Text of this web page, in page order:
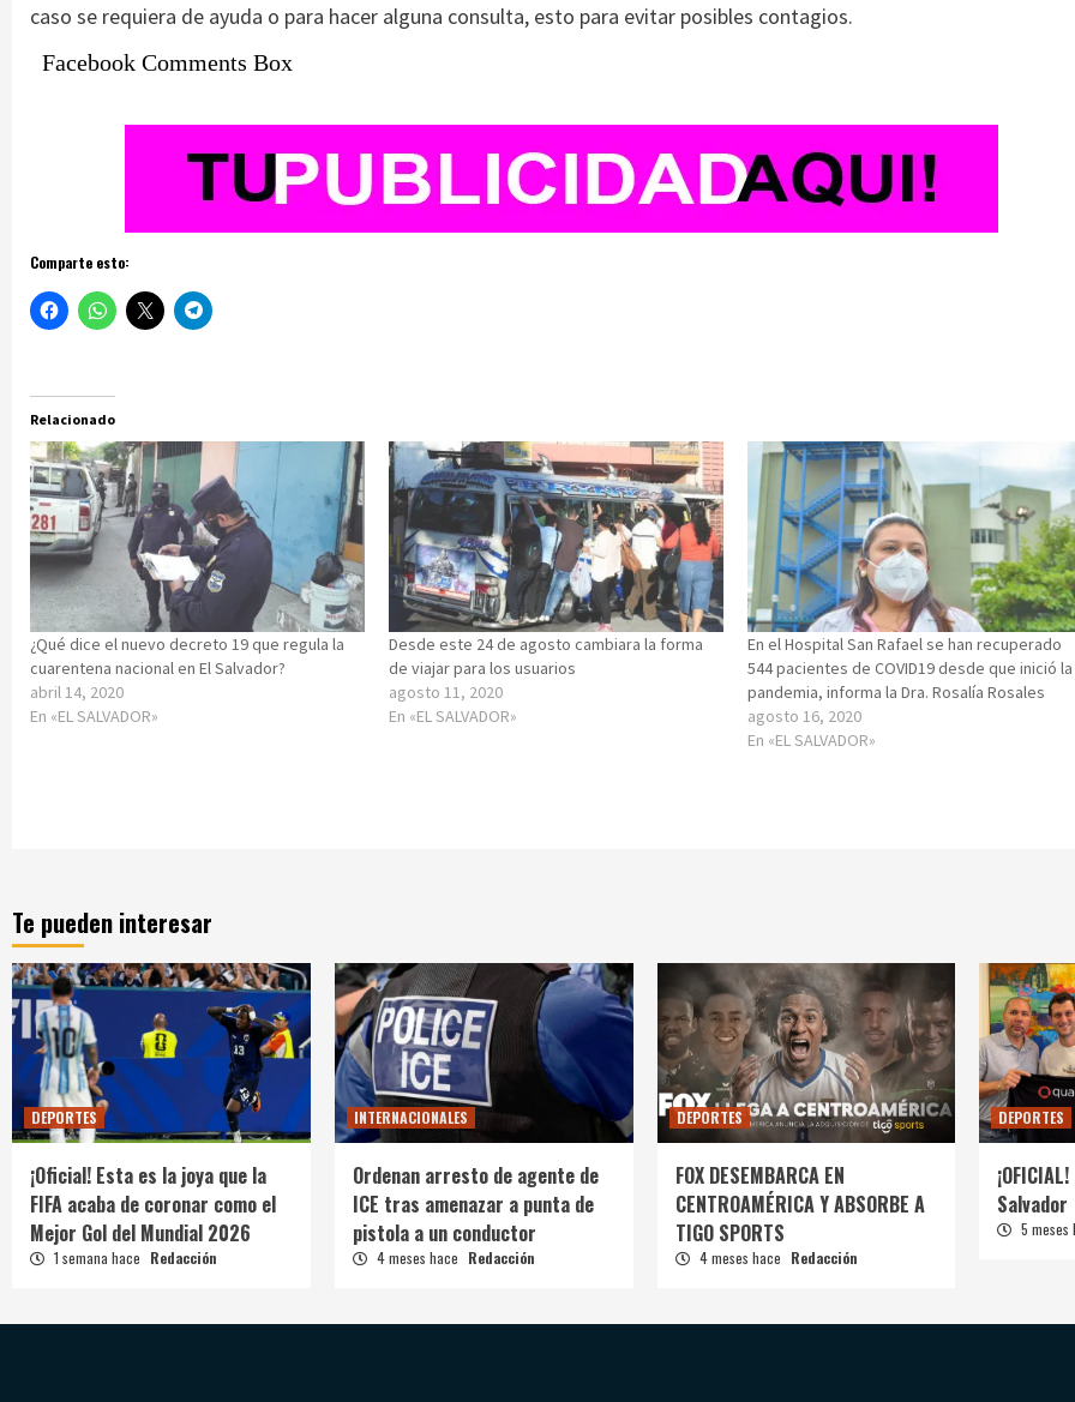
caso se requiera de ayuda o para hacer alguna consulta, esto para evitar posibles contagios.
Facebook Comments Box
Comparte esto:
Relacionado
¿Qué dice el nuevo decreto 19 que regula la
cuarentena nacional en El Salvador?
abril 14, 2020
En «EL SALVADOR»
Desde este 24 de agosto cambiara la forma
de viajar para los usuarios
agosto 11, 2020
En «EL SALVADOR»
En el Hospital San Rafael se han recuperado
544 pacientes de COVID19 desde que inició la
pandemia, informa la Dra. Rosalía Rosales
agosto 16, 2020
En «EL SALVADOR»
Te pueden interesar
DEPORTES
¡Oficial! Esta es la joya que la
FIFA acaba de coronar como el
Mejor Gol del Mundial 2026
1 semana hace Redacción
INTERNACIONALES
Ordenan arresto de agente de
ICE tras amenazar a punta de
pistola a un conductor
4 meses hace Redacción
DEPORTES
FOX DESEMBARCA EN
CENTROAMÉRICA Y ABSORBE A
TIGO SPORTS
4 meses hace Redacción
DEPORTES
Salvador
5